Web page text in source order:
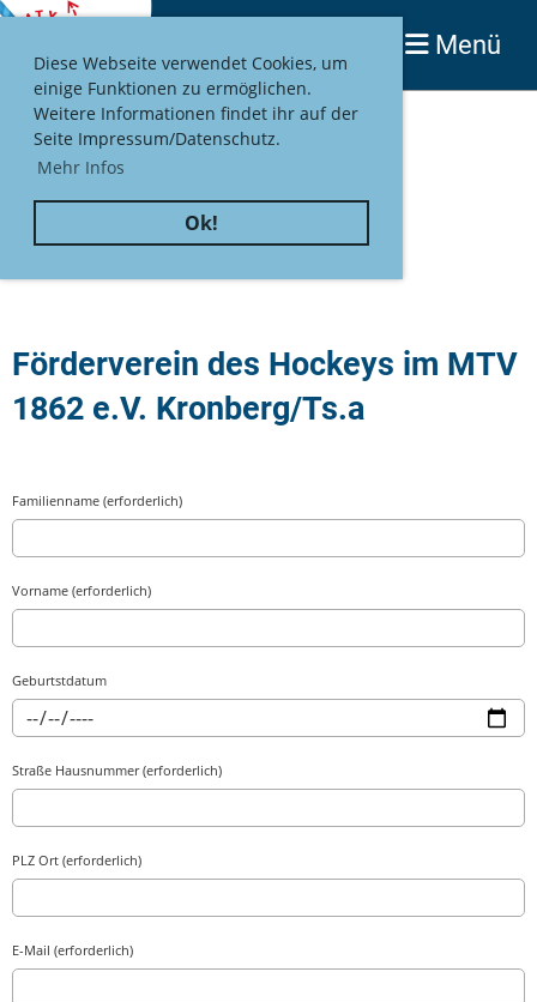
Diese Webseite verwendet Cookies, um
einige Funktionen zu ermöglichen.
Weitere Informationen findet ihr auf der
Seite Impressum/Datenschutz.
Mehr Infos
Ok!
Menü
Eintrittserklärung
Förderverein des Hockeys im MTV
1862 e.V. Kronberg/Ts.a
Familienname (erforderlich)
Vorname (erforderlich)
Geburtstdatum
Straße Hausnummer (erforderlich)
PLZ Ort (erforderlich)
E-Mail (erforderlich)